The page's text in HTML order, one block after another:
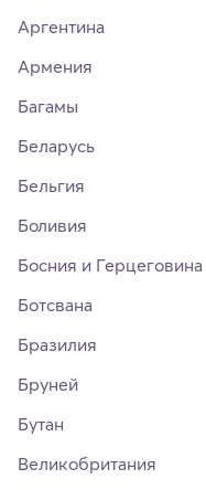
Аргентина
Армения
Багамы
Беларусь
Бельгия
Боливия
Босния и Герцеговина
Ботсвана
Бразилия
Бруней
Бутан
Великобритания